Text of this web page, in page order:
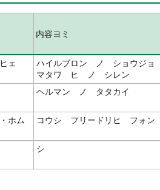
内容ヨミ
ェ
ハイルブロン ノ ショウジ
マタワ ヒ ノ シレン
ヘルマン ノ タタカイ
ホム
コウシ フリードリヒ フォン
シ